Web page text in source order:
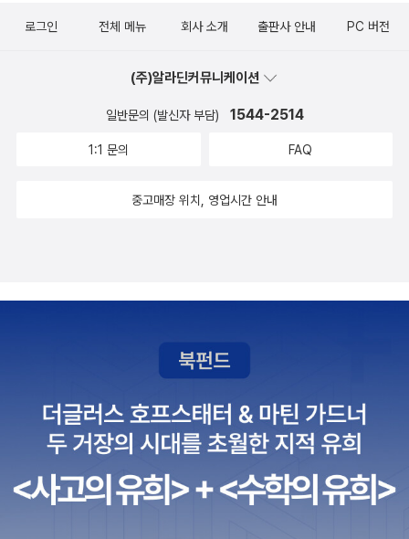
​​ ​​민철이와 엄마는 탈북해서 우리 나라에 새롭게 자리 잡은 탈북민 (북
남한에서의 삶의 현실은 민철이에게도, 식당에서 일하는 엄마에게도
절대 쉽지 않아요. ​친구들은 민철이처럼 탈북민에 대해 편견을 갖고
민철이에게 먹기 싫은 반찬을 나눠 주는 척 하면서 식판에 덜어놓고
많이 묻혀 있다는 민철이의 발표를 듣고,반친구들은 그 광물을 캐서
건 부딪히지만 알고 보니 말못할 상처를 갖고 살아가는 형주, 민철이
를 풀고, 마음의 문을 열고 그들에게 다가가는 모습을 보여줘요. ​이
책은 탈북민 뿐만 아니라 이 사회의 모든 사람들이 더불어 함께 살아
한 편견의 시선을 거두고,서로의 다름을 인정하고, 이해하고 화해하
로그인 전체 메뉴 회사 소개 출판사 안내 PC 버전
(주)알라딘커뮤니케이션
일반문의 (발신자 부담) 1544-2514
1:1 문의 FAQ
중고매장 위치, 영업시간 안내